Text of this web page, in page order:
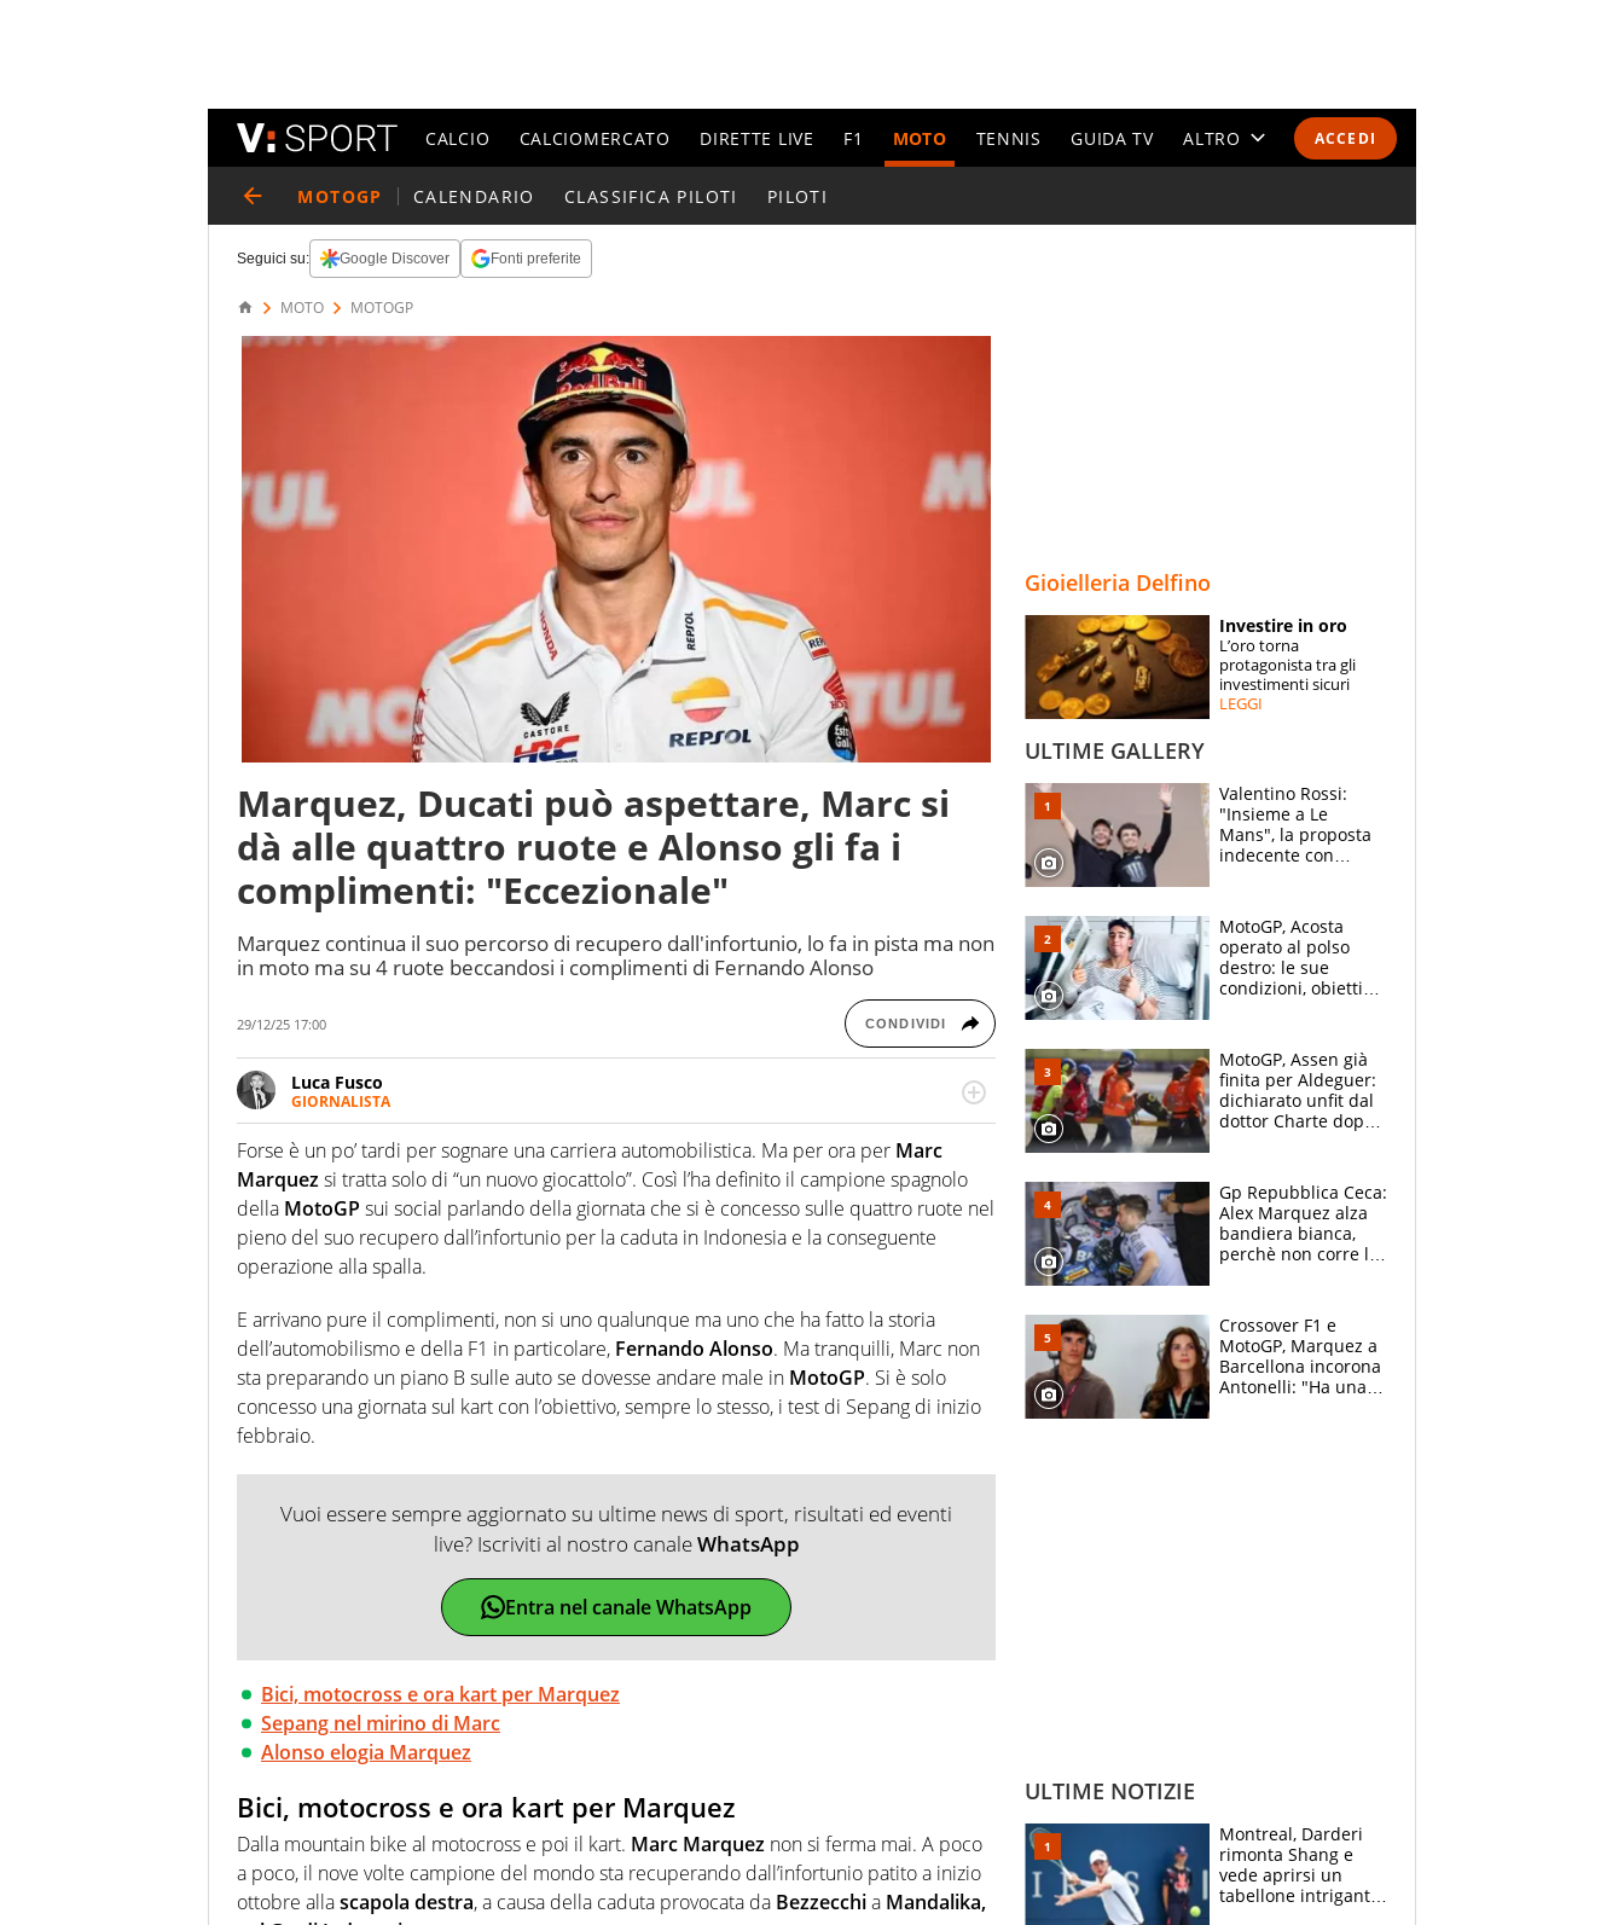
ACCEDI
CALCIO CALCIOMERCATO DIRETTE LIVE F1 MOTO TENNIS GUIDA TV ALTRO
ESPERTI
CONTATTI
MOTOGP CALENDARIO CLASSIFICA PILOTI PILOTI
Seguici su: Google Discover Fonti preferite
MOTO MOTOGP
Marquez, Ducati può aspettare, Marc si
dà alle quattro ruote e Alonso gli fa i
complimenti: "Eccezionale"
Marquez continua il suo percorso di recupero dall'infortunio, lo fa in pista ma non
in moto ma su 4 ruote beccandosi i complimenti di Fernando Alonso
29/12/25 17:00 CONDIVIDI
Luca Fusco
GIORNALISTA
Giornalista multimediale. Quando si accendono i motori, lui sgasa, impenna, derapa. E
spesso e volentieri finisce sul podio
Forse è un po’ tardi per sognare una carriera automobilistica. Ma per ora per Marc
Marquezsi tratta solo di “un nuovo giocattolo”. Così l’ha definito il campione spagnolo
della MotoGP sui social parlando della giornata che si è concesso sulle quattro ruote nel
pieno del suo recupero dall’infortunio per la caduta in Indonesia e la conseguente
operazione alla spalla.
E arrivano pure il complimenti, non si uno qualunque ma uno che ha fatto la storia
dell’automobilismo e della F1 in particolare, Fernando Alonso. Ma tranquilli, Marc non
sta preparando un piano B sulle auto se dovesse andare male in MotoGP. Si è solo
concesso una giornata sul kart con l’obiettivo, sempre lo stesso, i test di Sepang di inizio
febbraio.
Vuoi essere sempre aggiornato su ultime news di sport, risultati ed eventi
live? Iscriviti al nostro canaleWhatsApp
Entra nel canale WhatsApp
Bici, motocross e ora kart per Marquez
Sepang nel mirino di Marc
Alonso elogia Marquez
Bici, motocross e ora kart per Marquez
Dalla mountain bike al motocross e poi il kart. Marc Marquez non si ferma mai. A poco
a poco, il nove volte campione del mondo sta recuperando dall’infortunio patito a inizio
ottobre allascapola destra, a causa della caduta provocata da Bezzecchia Mandalika,
Gioielleria Delfino
Investire in oro
L’oro torna
protagonista tra gli
investimenti sicuri
LEGGI
ULTIME GALLERY
Valentino Rossi:
"Insieme a Le
Mans", la proposta
indecente con
Goodwood
MotoGP, Acosta
operato al polso
destro: le sue
condizioni, obiettivo
MotoGP, Assen già
finita per Aldeguer:
dichiarato unfit dal
dottor Charte dopo
Gp Repubblica Ceca:
Alex Marquez alza
bandiera bianca,
perchè non corre la
Crossover F1 e
MotoGP, Marquez a
Barcellona incorona
Antonelli: "Ha una
ULTIME NOTIZIE
Montreal, Darderi
rimonta Shang e
vede aprirsi un
tabellone intrigante: